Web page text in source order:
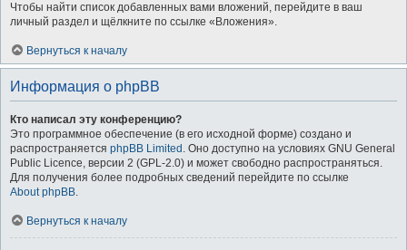
Чтобы найти список добавленных вами вложений, перейдите в ваш
личный раздел и щёлкните по ссылке «Вложения».
Вернуться к началу
Информация о phpBB
Кто написал эту конференцию?
Это программное обеспечение (в его исходной форме) создано и
распространяется phpBB Limited . Оно доступно на условиях GNU General
Public Licence, версии 2 (GPL-2.0) и может свободно распространяться.
Для получения более подробных сведений перейдите по ссылке
About phpBB.
Вернуться к началу